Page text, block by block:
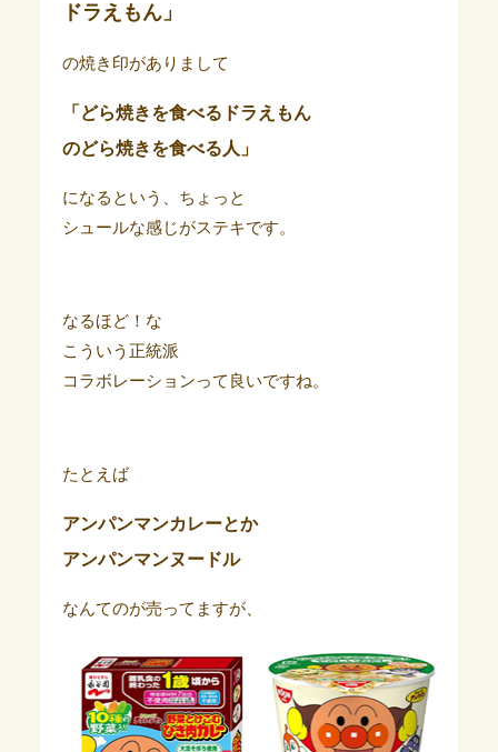
ドラえもん」
の焼き印がありまして
「どら焼きを食べるドラえもん
のどら焼きを食べる人」
になるという、ちょっと
シュールな感じがステキです。
なるほど！な
こういう正統派
コラボレーションって良いですね。
たとえば
アンパンマンカレーとか
アンパンマンヌードル
なんてのが売ってますが、